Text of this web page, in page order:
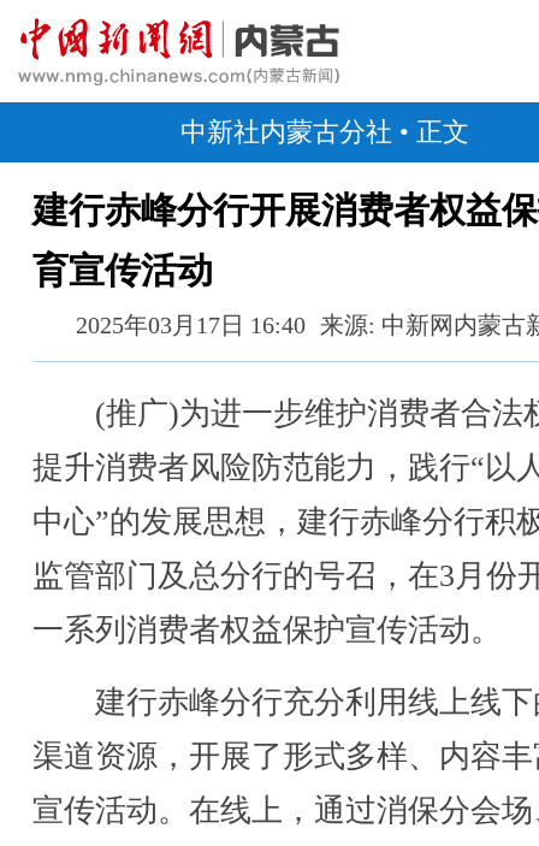
中新社内蒙古分社 • 正文
建行赤峰分行开展消费者权益
育宣传活动
2025年03月17日 16:40 来源: 中新网内蒙古
(推广)为进一步维护消费者合法
提升消费者风险防范能力，践行“以
中心”的发展思想，建行赤峰分行积
监管部门及总分行的号召，在3月份
一系列消费者权益保护宣传活动。
建行赤峰分行充分利用线上线下
渠道资源，开展了形式多样、内容
宣传活动。在线上，通过消保分会